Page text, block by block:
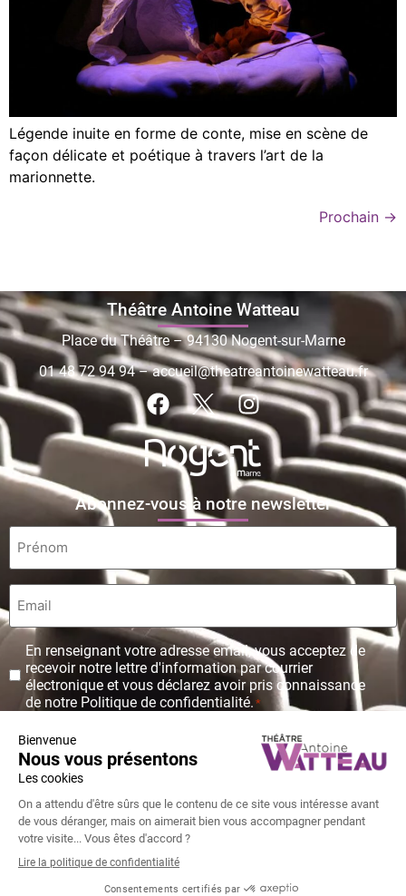
Légende inuite en forme de conte, mise en scène de
façon délicate et poétique à travers l’art de la
marionnette.
Prochain →
Théâtre Antoine Watteau
Place du Théâtre – 94130 Nogent-sur-Marne
01 48 72 94 94–accueil@theatreantoinewatteau.fr
Abonnez-vous à notre newsletter
Prénom
Email
Protection
des
données
personnelles
En renseignant votre adresse email, vous acceptez de
recevoir notre lettre d'information par courrier
électronique et vous déclarez avoir pris connaissance
de notre Politique de confidentialité. *
© Copyright Théâtre Antoine Watteau 2026 - Tous droits réservés